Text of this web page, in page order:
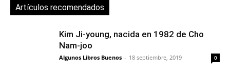
Artículos recomendados
Kim Ji-young, nacida en 1982 de Cho
Nam-joo
Algunos Libros Buenos - 18 septiembre, 2019 0